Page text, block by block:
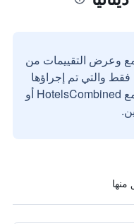
وعرض التقييمات من
والتي تم إجراؤها
بواسطة مستخدمين حقيقيين مع HotelsCombined أو